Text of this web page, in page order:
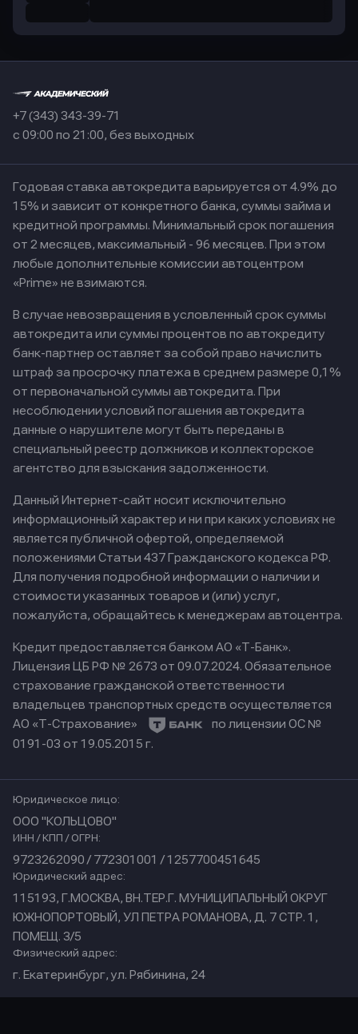
+7 (343) 343-39-71
с 09:00 по 21:00, без выходных
Годовая ставка автокредита варьируется от 4.9% до
15% и зависит от конкретного банка, суммы займа и
кредитной программы. Минимальный срок погашения
от 2 месяцев, максимальный - 96 месяцев. При этом
любые дополнительные комиссии автоцентром
«Prime» не взимаются.
В случае невозвращения в условленный срок суммы
автокредита или суммы процентов по автокредиту
банк-партнер оставляет за собой право начислить
штраф за просрочку платежа в среднем размере 0,1%
от первоначальной суммы автокредита. При
несоблюдении условий погашения автокредита
данные о нарушителе могут быть переданы в
специальный реестр должников и коллекторское
агентство для взыскания задолженности.
Данный Интернет-сайт носит исключительно
информационный характер и ни при каких условиях не
является публичной офертой, определяемой
положениями Статьи 437 Гражданского кодекса РФ.
Для получения подробной информации о наличии и
стоимости указанных товаров и (или) услуг,
пожалуйста, обращайтесь к менеджерам автоцентра.
Кредит предоставляется банком АО «Т-Банк».
Лицензия ЦБ РФ № 2673 от 09.07.2024. Обязательное
страхование гражданской ответственности
владельцев транспортных средств осуществляется
АО «Т-Страхование»
по лицензии ОС №
0191-03 от 19.05.2015 г.
Юридическое лицо:
ООО "КОЛЬЦОВО"
ИНН / КПП / ОГРН:
9723262090 / 772301001 / 1257700451645
Юридический адрес:
115193, Г.МОСКВА, ВН.ТЕР.Г. МУНИЦИПАЛЬНЫЙ ОКРУГ
ЮЖНОПОРТОВЫЙ, УЛ ПЕТРА РОМАНОВА, Д. 7 СТР. 1,
ПОМЕЩ. 3/5
Физический адрес:
г. Екатеринбург, ул. Рябинина, 24